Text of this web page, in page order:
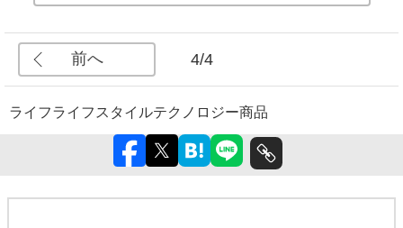
前へ 4/4
ライフライフスタイルテクノロジー商品